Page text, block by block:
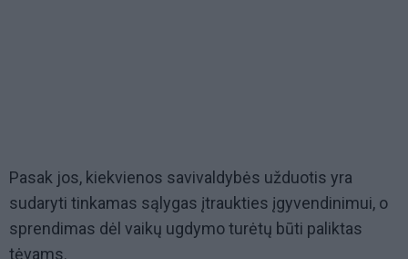
Pasak jos, kiekvienos savivaldybės užduotis yra
sudaryti tinkamas sąlygas įtraukties įgyvendinimui, o
sprendimas dėl vaikų ugdymo turėtų būti paliktas
tėvams.